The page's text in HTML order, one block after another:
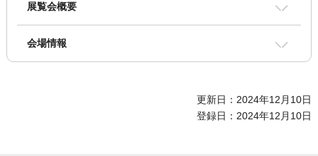
展覧会概要
会場情報
更新日：2024年12月10日
登録日：2024年12月10日